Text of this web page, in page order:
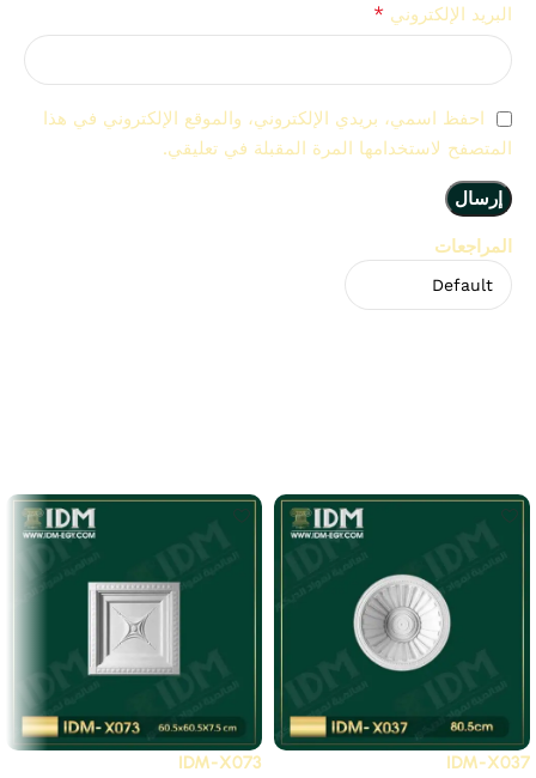
المراجعات
البريد الإلكتروني *
احفظ اسمي، بريدي الإلكتروني، والموقع الإلكتروني في هذا
المتصفح لاستخدامها المرة المقبلة في تعليقي.
IDM-X037
IDM-X073